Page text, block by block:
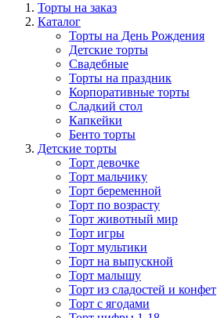
Торты на заказ
Каталог
Торты на День Рождения
Детские торты
Свадебные
Торты на праздник
Корпоративные торты
Сладкий стол
Капкейки
Бенто торты
Детские торты
Торт девочке
Торт мальчику
Торт беременной
Торт по возрасту
Торт животный мир
Торт игры
Торт мультики
Торт на выпускной
Торт малышу
Торт из сладостей и конфет
Торт с ягодами